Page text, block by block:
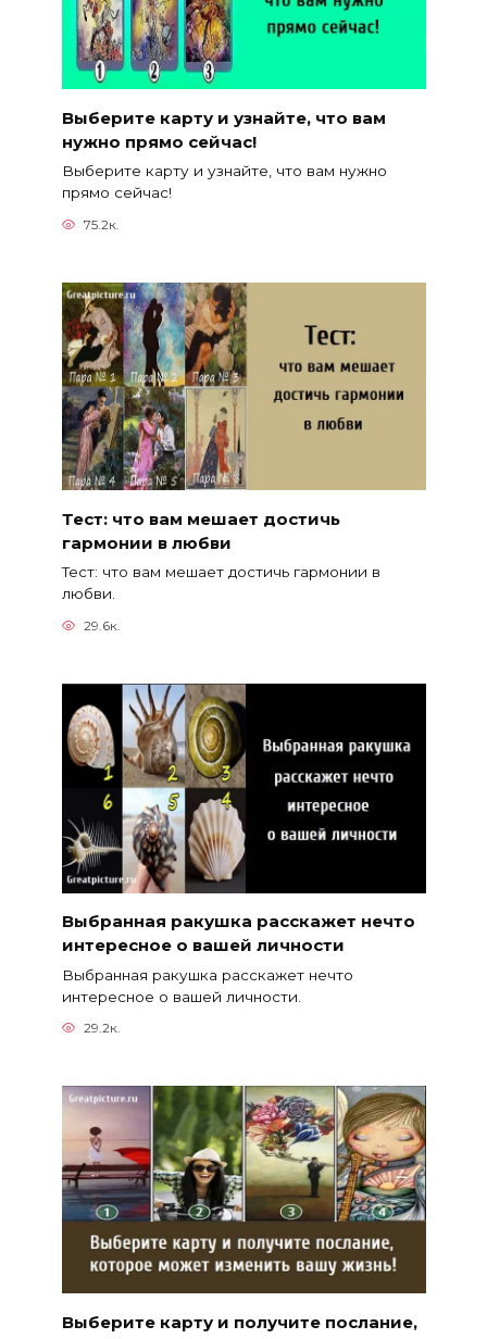
Выберите карту и узнайте, что вам
нужно прямо сейчас!
Выберите карту и узнайте, что вам нужно
прямо сейчас!
75.2к.
Тест: что вам мешает достичь
гармонии в любви
Тест: что вам мешает достичь гармонии в
любви.
29.6к.
Выбранная ракушка расскажет нечто
интересное о вашей личности
Выбранная ракушка расскажет нечто
интересное о вашей личности.
29.2к.
Выберите карту и получите послание,